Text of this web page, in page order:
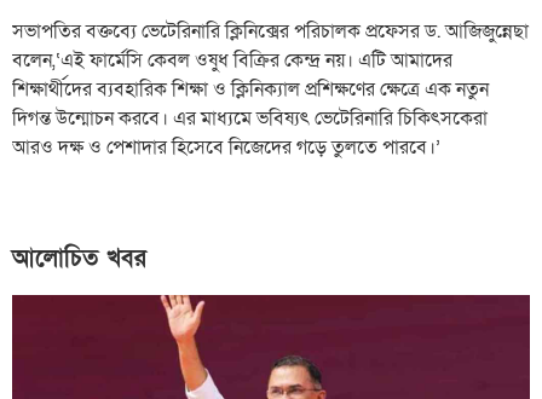
সভাপতির বক্তব্যে ভেটেরিনারি ক্লিনিক্সের পরিচালক প্রফেসর ড. আজিজুন্নেছা
বলেন,‘এই ফার্মেসি কেবল ওষুধ বিক্রির কেন্দ্র নয়। এটি আমাদের
শিক্ষার্থীদের ব্যবহারিক শিক্ষা ও ক্লিনিক্যাল প্রশিক্ষণের ক্ষেত্রে এক নতুন
দিগন্ত উন্মোচন করবে। এর মাধ্যমে ভবিষ্যৎ ভেটেরিনারি চিকিৎসকেরা
আরও দক্ষ ও পেশাদার হিসেবে নিজেদের গড়ে তুলতে পারবে।’
আলোচিত খবর